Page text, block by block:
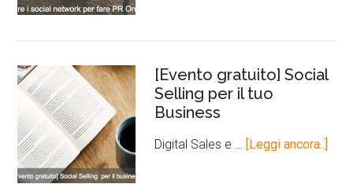
[Evento gratuito] Social
Selling per il tuo
Business
Digital Sales e … [Leggi ancora..]